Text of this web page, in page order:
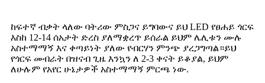
ከፍተኛ ብቃት ላለው ባትሪው ምስጋና ይግባውና ይህ LED የፀሐይ ጎርፍ
እስከ 12-14 ሰአታት ድረስ ያለማቋረጥ ይሰራል ይህም ሌሊቱን ሙሉ
አስተማማኝ እና ቀጣይነት ያለው የብርሃን ምንጭ ያረጋግጣል።ይህ
የጎርፍ መብራት በዝናብ ጊዜ እንኳን ለ 2-3 ቀናት ይቆያል, ይህም
ለሁሉም የአየር ሁኔታዎች አስተማማኝ ምርጫ ነው.